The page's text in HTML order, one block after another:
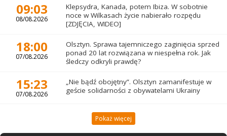
09:03
08/08.2026
Klepsydra, Kanada, potem Ibiza. W sobotnie
noce w Wilkasach życie nabierało rozpędu
[ZDJĘCIA, WIDEO]
18:00
07/08.2026
Olsztyn. Sprawa tajemniczego zaginięcia sprzed
ponad 20 lat rozwiązana w niespełna rok. Jak
śledczy odkryli prawdę?
15:23
07/08.2026
„Nie bądź obojętny”. Olsztyn zamanifestuje w
geście solidarności z obywatelami Ukrainy
Pokaż więcej